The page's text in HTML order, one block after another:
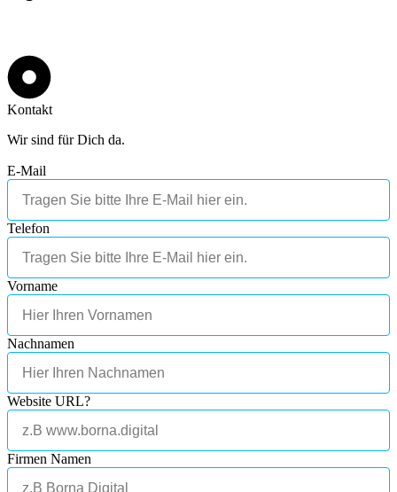
Kontakt
Wir sind für Dich da.
E-Mail
Telefon
Vorname
Nachnamen
Website URL?
Firmen Namen